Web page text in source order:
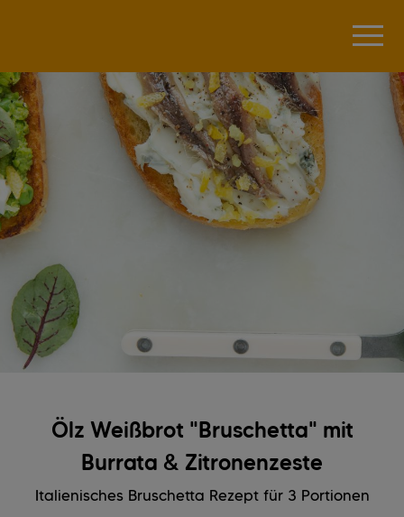
Ölz Weißbrot "Bruschetta" mit
Burrata & Zitronenzeste
Italienisches Bruschetta Rezept für 3 Portionen